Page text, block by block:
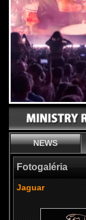
NEWS
Fotogaléria
Jaguar